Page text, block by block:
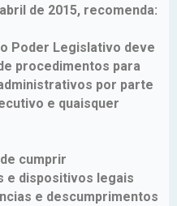
de 2015, recomenda:
Poder Legislativo deve
procedimentos para
por parte
e quaisquer
cumprir
e dispositivos legais
e descumprimentos